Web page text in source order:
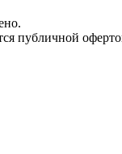
публичной